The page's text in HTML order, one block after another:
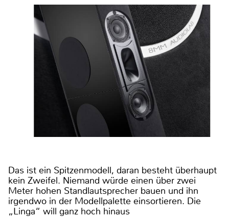
Das ist ein Spitzenmodell, daran besteht überhaupt
kein Zweifel. Niemand würde einen über zwei
Meter hohen Standlautsprecher bauen und ihn
irgendwo in der Modellpalette einsortieren. Die
„Linga“ will ganz hoch hinaus